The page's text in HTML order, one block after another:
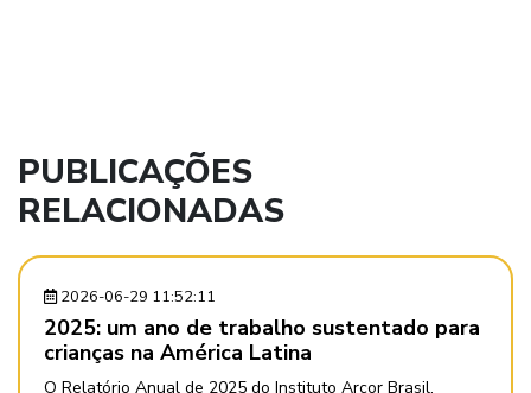
PUBLICAÇÕES
RELACIONADAS
2026-06-29 11:52:11
2025: um ano de trabalho sustentado para
crianças na América Latina
O Relatório Anual de 2025 do Instituto Arcor Brasil,